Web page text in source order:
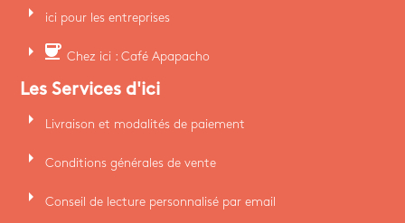
arrow_right ici pour les entreprises
arrow_right coffee Chez ici : Café Apapacho
Les Services d'ici
arrow_right Livraison et modalités de paiement
arrow_right Conditions générales de vente
arrow_right Conseil de lecture personnalisé par email